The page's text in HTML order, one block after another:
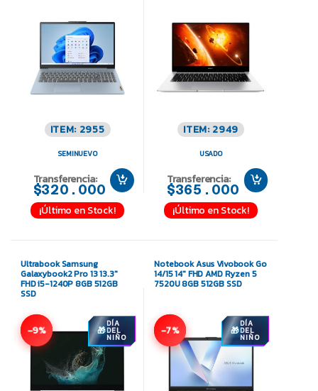
ITEM: 2955
SEMINUEVO
Transferencia:
$320.000
¡Último en Stock!
ITEM: 2949
USADO
Transferencia:
$365.000
¡Último en Stock!
Ultrabook Samsung
Galaxybook2 Pro 13 13.3″
FHD i5-1240P 8GB 512GB
SSD
-9% DÍA
DEL
NIÑO
Notebook Asus Vivobook Go
14/15 14″ FHD AMD Ryzen 5
7520U 8GB 512GB SSD
-7% DÍA
DEL
NIÑO